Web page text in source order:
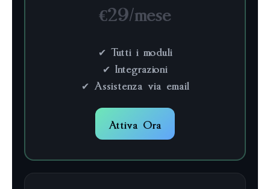
€29/mese
✔ Tutti i moduli
✔ Integrazioni
✔ Assistenza via email
Attiva Ora